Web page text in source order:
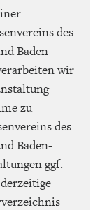
des
Baden-
wir
zu
des
Baden-
ggf.